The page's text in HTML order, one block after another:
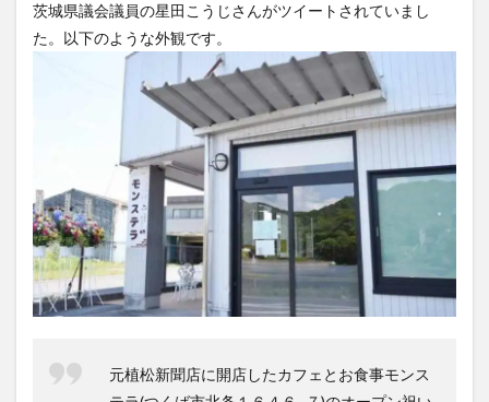
茨城県議会議員の星田こうじさんがツイートされていまし
た。以下のような外観です。
元植松新聞店に開店したカフェとお食事モンス